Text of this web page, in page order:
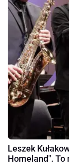
Leszek
Homeland". To